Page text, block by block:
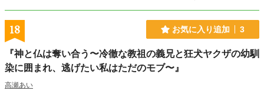
18 お気に入り追加 3
『神と仏は奪い合う〜冷徹な教祖の義兄と狂犬ヤクザの幼馴
染に囲まれ、逃げたい私はただのモブ〜』
高瀬あい